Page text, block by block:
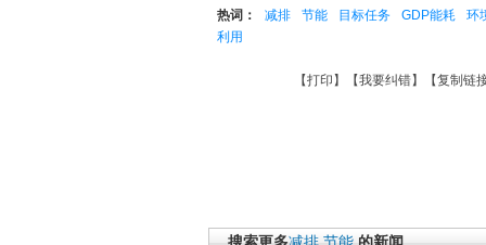
热词： 减排 节能 目标任务 GDP能耗 环
利用
【打印 】【我要纠错】【复制链